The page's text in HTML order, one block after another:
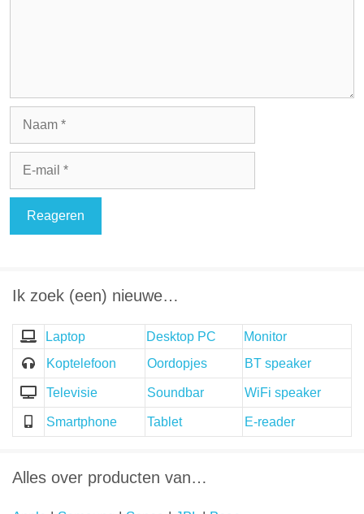
Naam
Ik zoek (een) nieuwe…
Laptop Desktop PC
Monitor
Koptelefoon
Oordopjes BT speaker
Televisie Soundbar WiFi speaker
Smartphone Tablet E-reader
Alles over producten van…